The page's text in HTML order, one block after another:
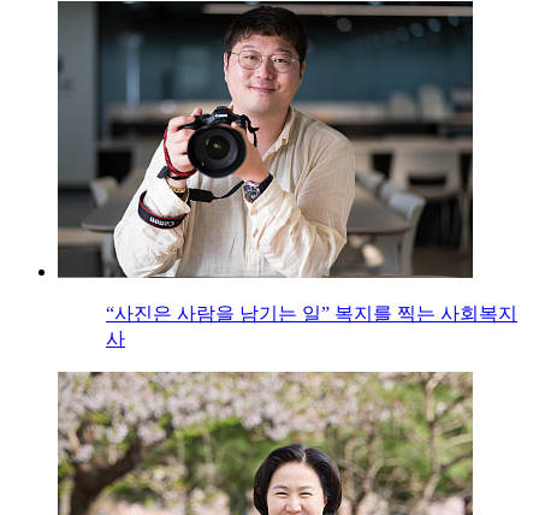
“사진은 사람을 남기는 일” 복지를 찍는 사회복지
사